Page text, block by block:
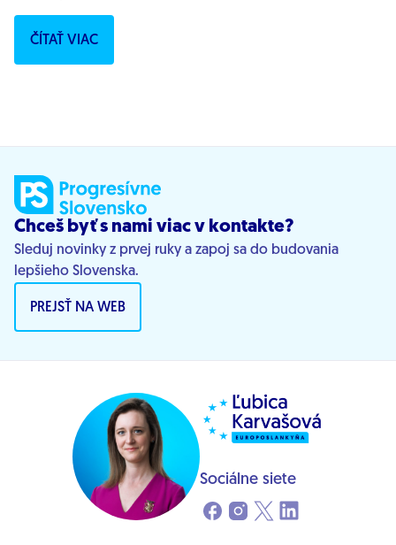
ČÍTAŤ VIAC
Chceš byť s nami viac v kontakte?
Sleduj novinky z prvej ruky a zapoj sa do budovania
lepšieho Slovenska.
PREJSŤ NA WEB
Sociálne siete